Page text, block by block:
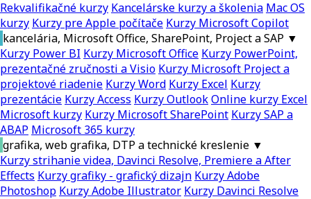
Rekvalifikačné kurzy Kancelárske kurzy a školenia Mac OS
kurzy Kurzy pre Apple počítače Kurzy Microsoft Copilot
kancelária, Microsoft Office, SharePoint, Project a SAP ▼
Kurzy Power BI Kurzy Microsoft Office Kurzy PowerPoint,
prezentačné zručnosti a Visio Kurzy Microsoft Project a
projektové riadenie Kurzy Word Kurzy Excel Kurzy
prezentácie Kurzy Access Kurzy OutlookOnline kurzy Excel
Microsoft kurzy Kurzy Microsoft SharePoint Kurzy SAP a
ABAP Microsoft 365 kurzy
grafika, web grafika, DTP a technické kreslenie ▼
Kurzy strihanie videa, Davinci Resolve, Premiere a After
Effects Kurzy grafiky - grafický dizajn Kurzy Adobe
Photoshop Kurzy Adobe Illustrator Kurzy Davinci Resolve